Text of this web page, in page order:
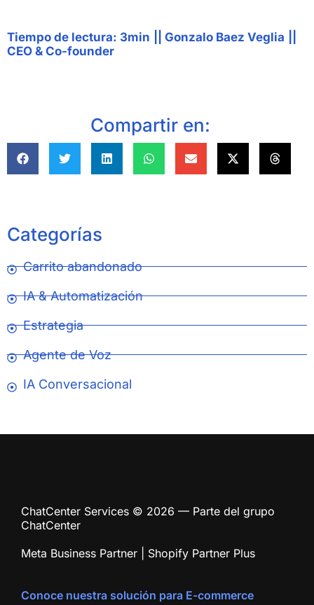
Tiempo de lectura: 3min Gonzalo Baez Veglia
CEO & Co-founder
Compartir en:
Categorías
Carrito abandonado
IA & Automatización
Estrategia
Agente de Voz
IA Conversacional
ChatCenter Services © 2026 — Parte del grupo
ChatCenter
Meta Business Partner | Shopify Partner Plus
Conoce nuestra solución para E-commerce